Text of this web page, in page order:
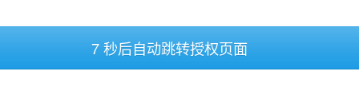
7 秒后自动跳转授权页面